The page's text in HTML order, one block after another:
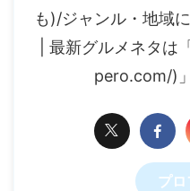
も)/ジャンル・地域
| 最新グルメネタ
pero.com/)
プ